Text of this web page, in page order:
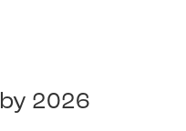
2026